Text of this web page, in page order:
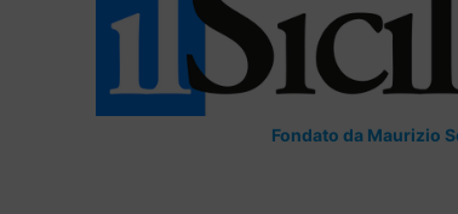
Fondato da Maurizio